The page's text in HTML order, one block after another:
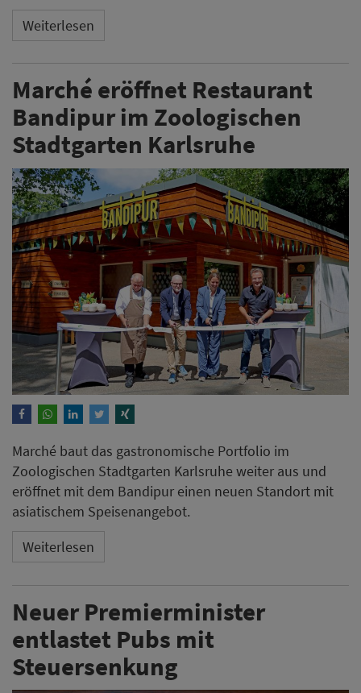
Weiterlesen
Marché eröffnet Restaurant
Bandipur im Zoologischen
Stadtgarten Karlsruhe
Marché baut das gastronomische Portfolio im
Zoologischen Stadtgarten Karlsruhe weiter aus und
eröffnet mit dem Bandipur einen neuen Standort mit
asiatischem Speisenangebot.
Weiterlesen
Neuer Premierminister
entlastet Pubs mit
Steuersenkung